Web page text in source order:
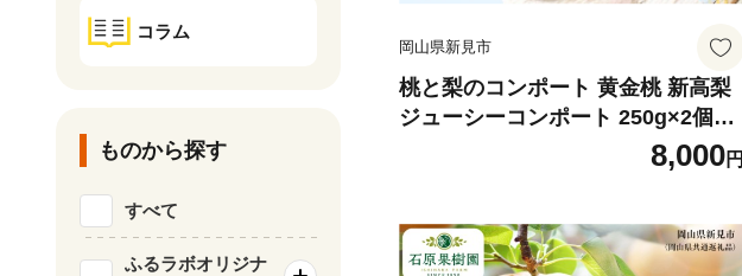
岡山県新見市
桃と梨のコンポート 黄金桃 新高梨
ジューシーコンポート 250g×2個
（黄金桃1個・新高梨1個）8,000円
コラム
ものから探す
すべて
ふるラボオリジナ